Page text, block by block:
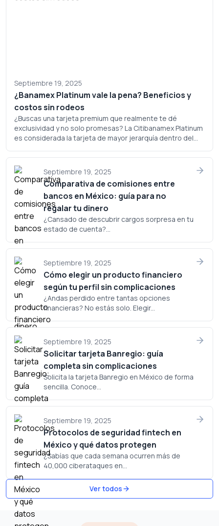
Septiembre 19, 2025
¿Banamex Platinum vale la pena? Beneficios y
costos sin rodeos
¿Buscas una tarjeta premium que realmente te dé
exclusividad y no solo promesas? La Citibanamex Platinum
es considerada la tarjeta de mayor jerarquía dentro del
costo? Analicemos a fondo si este plástico merece un
lugar en tu cartera.Septiembre 19, 2025
Comparativa de comisiones entre
bancos en México: guía para no
regalar tu dinero
¿Cansado de descubrir cargos sorpresa en tu
estado de cuenta?...
Septiembre 19, 2025
Cómo elegir un producto financiero
según tu perfil sin complicaciones
¿Andas perdido entre tantas opciones
financieras? No estás solo. Elegir...
Septiembre 19, 2025
Solicitar tarjeta Banregio: guía
completa sin complicaciones
Solicita la tarjeta Banregio en México de forma
sencilla. Conoce...
Septiembre 19, 2025
Protocolos de seguridad fintech en
México y qué datos protegen
¿Sabías que cada semana ocurren más de
40,000 ciberataques en...
Ver todos